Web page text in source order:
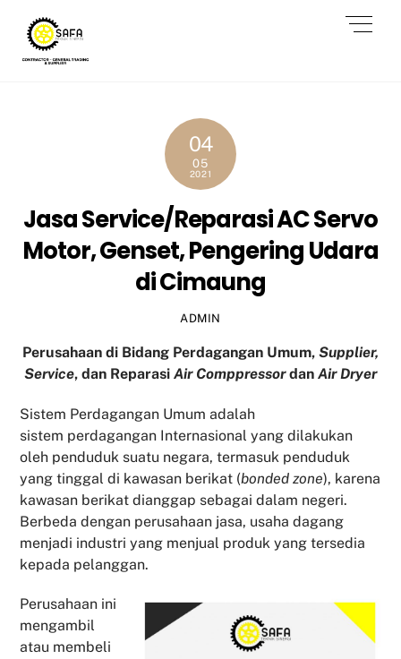
content
04
05
2021
Jasa Service/Reparasi AC Servo
Motor, Genset, Pengering Udara
di Cimaung
ADMIN
Perusahaan di Bidang Perdagangan Umum, Supplier,
Service, dan Reparasi Air Comppressordan Air Dryer
Sistem Perdagangan Umum adalah
sistem perdagangan Internasional yang dilakukan
oleh penduduk suatu negara, termasuk penduduk
yang tinggal di kawasan berikat (bonded zone), karena
kawasan berikat dianggap sebagai dalam negeri.
Berbeda dengan perusahaan jasa, usaha dagang
menjadi industri yang menjual produk yang tersedia
kepada pelanggan.
Perusahaan ini
mengambil
atau membeli